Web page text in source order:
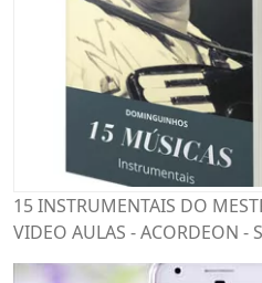
15 INSTRUMENTAIS DO
VIDEO AULAS - ACORDEON -